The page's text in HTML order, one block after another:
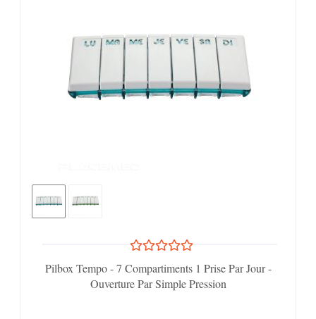
Pilbox Tempo - 7 Compartiments 1 Prise Par Jour -
Ouverture Par Simple Pression